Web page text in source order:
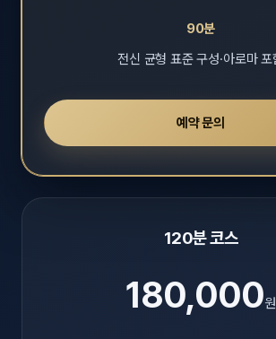
90분
전신 균형 표준 구성·아로마 포
예약 문의
120분 코스
180,000원